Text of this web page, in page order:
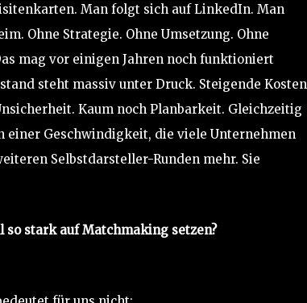
Man folgt sich auf LinkedIn. Man
Ohne Strategie. Ohne Umsetzung. Ohne
mag vor einigen Jahren noch funktioniert
steht massiv unter Druck. Steigende
Kaum noch Planbarkeit. Gleichzeitig
Geschwindigkeit, die viele Unternehmen
Selbstdarsteller-Runden mehr. Sie
so stark auf Matchmaking setzen?